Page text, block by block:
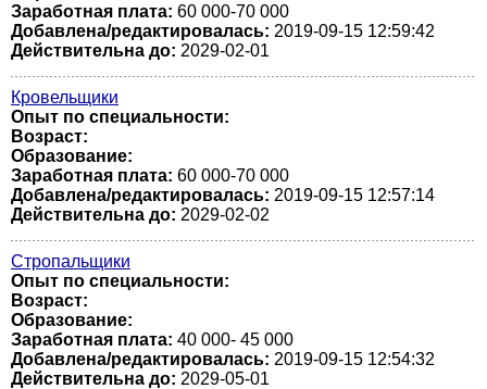
Заработная плата: 60 000-70 000
Добавлена/редактировалась: 2019-09-15 12:59:42
Действительна до: 2029-02-01
Кровельщики
Опыт по специальности:
Возраст:
Образование:
Заработная плата: 60 000-70 000
Добавлена/редактировалась: 2019-09-15 12:57:14
Действительна до: 2029-02-02
Стропальщики
Опыт по специальности:
Возраст:
Образование:
Заработная плата: 40 000- 45 000
Добавлена/редактировалась: 2019-09-15 12:54:32
Действительна до: 2029-05-01